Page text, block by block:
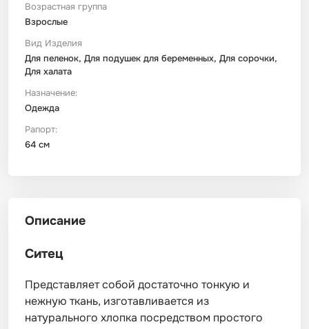
Возрастная группа
Взрослые
Вид Изделия
Для пеленок, Для подушек для беременных, Для сорочки,
Для халата
Назначение:
Одежда
Рапорт:
64 см
Описание
Ситец
Представляет собой достаточно тонкую и
нежную ткань, изготавливается из
натурального хлопка посредством простого